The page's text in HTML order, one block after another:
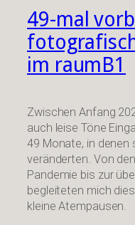
49-mal
im raumB1
Zwischen Anfang
auch leise Töne
49 Monate, in denen
veränderten. Von
Pandemie bis zur
begleiteten mich
kleine Atempausen.